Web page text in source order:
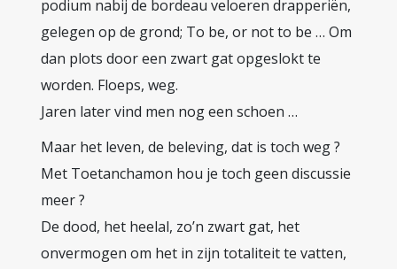
podium nabij de bordeau veloeren drapperiën,
gelegen op de grond; To be, or not to be … Om
dan plots door een zwart gat opgeslokt te
worden. Floeps, weg.
Jaren later vind men nog een schoen …
Maar het leven, de beleving, dat is toch weg ?
Met Toetanchamon hou je toch geen discussie
meer ?
De dood, het heelal, zo’n zwart gat, het
onvermogen om het in zijn totaliteit te vatten,